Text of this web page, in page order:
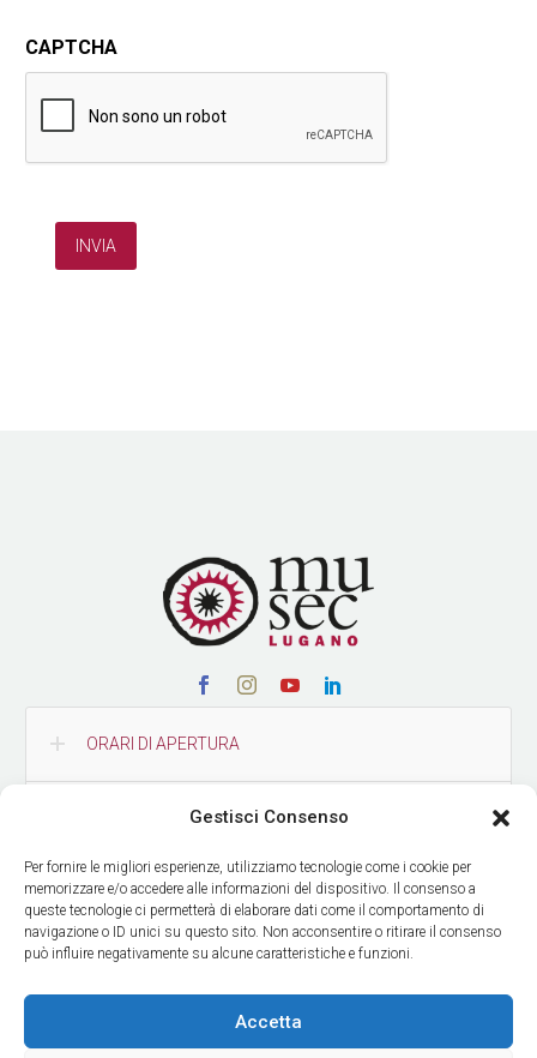
Gestisci Consenso
Per fornire le migliori esperienze, utilizziamo tecnologie come i cookie per
memorizzare e/o accedere alle informazioni del dispositivo. Il consenso a
queste tecnologie ci permetterà di elaborare dati come il comportamento di
navigazione o ID unici su questo sito. Non acconsentire o ritirare il consenso
può influire negativamente su alcune caratteristiche e funzioni.
Accetta
CAPTCHA
ORARI DI APERTURA
COME RAGGIUNGERCI